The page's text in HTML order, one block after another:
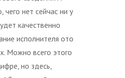
чего нет сейчас ни у
качественно
исполнителя ото
Можно всего этого
но здесь,